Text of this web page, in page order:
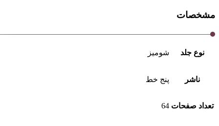
مشخصات
نوع جلد شومیز
ناشر پنج خط
تعداد صفحات 64